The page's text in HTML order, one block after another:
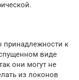
принадлежности к
виде
они могут не
из локонов